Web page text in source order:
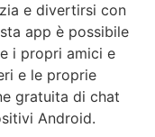
e divertirsi con
app è possibile
i propri amici e
e le proprie
gratuita di chat
Android.